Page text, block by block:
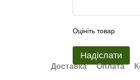
Оцініть товар
Надіслати
Доставка Оплата